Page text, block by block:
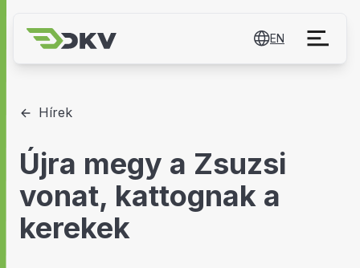
EN
Hírek
Újra megy a Zsuzsi
vonat, kattognak a
kerekek